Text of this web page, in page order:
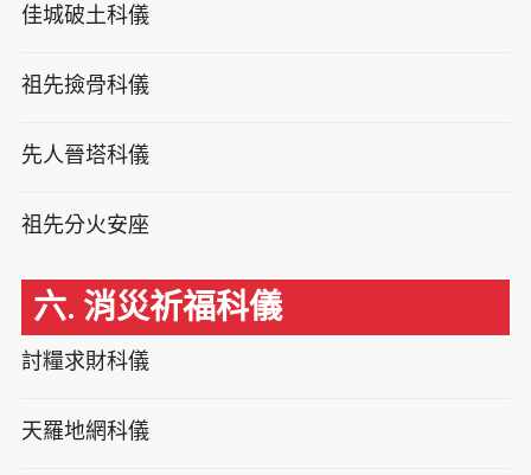
佳城破土科儀
祖先撿骨科儀
先人晉塔科儀
祖先分火安座
六. 消災祈福科儀
討糧求財科儀
天羅地網科儀